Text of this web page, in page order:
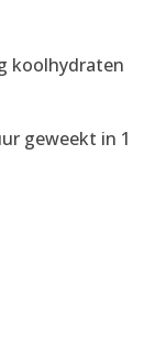
koolhydraten
geweekt in 1